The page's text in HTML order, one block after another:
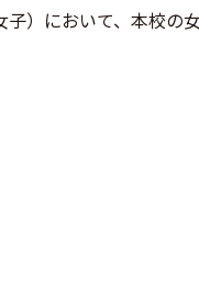
）において、本校の